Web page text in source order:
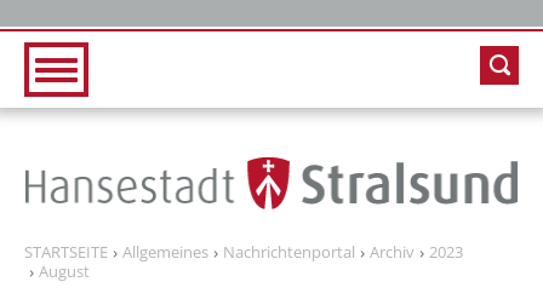
STARTSEITE Allgemeines Nachrichtenportal Archiv
2023
August